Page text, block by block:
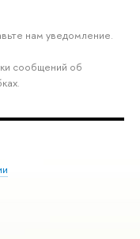
нам уведомление.
сообщений об